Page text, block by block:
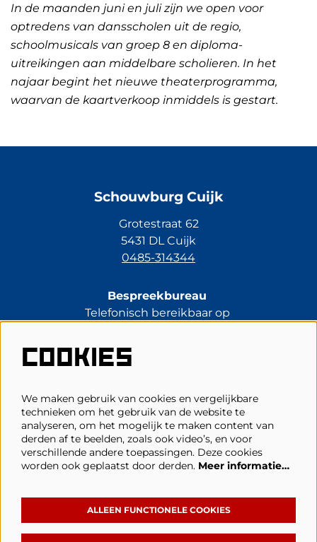
In de maanden juni en juli zijn we open voor
optredens van dansscholen uit de regio,
schoolmusicals van groep 8 en diploma-
uitreikingen aan middelbare scholieren. In het
najaar begint het nieuwe theaterprogramma,
waarvan de kaartverkoop inmiddels is gestart.
Schouwburg Cuijk
Grotestraat 62
5431 DL Cuijk
0485-314344
Bespreekbureau
Telefonisch bereikbaar op
0485-314344
kassa@schouwburgcuijk.nl
Veelgestelde vragen
Zaalplattegronden
Privacy, cookies & voorwaarden
Toegankelijkheid
COOKIES
We maken gebruik van cookies en vergelijkbare
technieken om het gebruik van de website te
analyseren, om het mogelijk te maken content van
derden af te beelden, zoals ook video’s, en voor
verschillende andere toepassingen. Deze cookies
worden ook geplaatst door derden. Meer informatie…
ALLEEN FUNCTIONELE COOKIES